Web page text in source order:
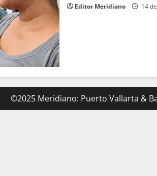
Editor Meridiano 14
©2025 Meridiano: Puerto Vallarta &